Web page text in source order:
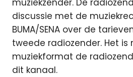
muziekzender. De
discussie met de
BUMA/SENA over de
tweede radiozender. Het is
muziekformat de
dit kanaal.